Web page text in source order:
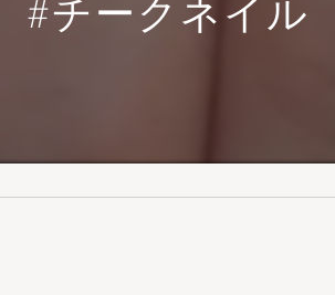
#チークネイル